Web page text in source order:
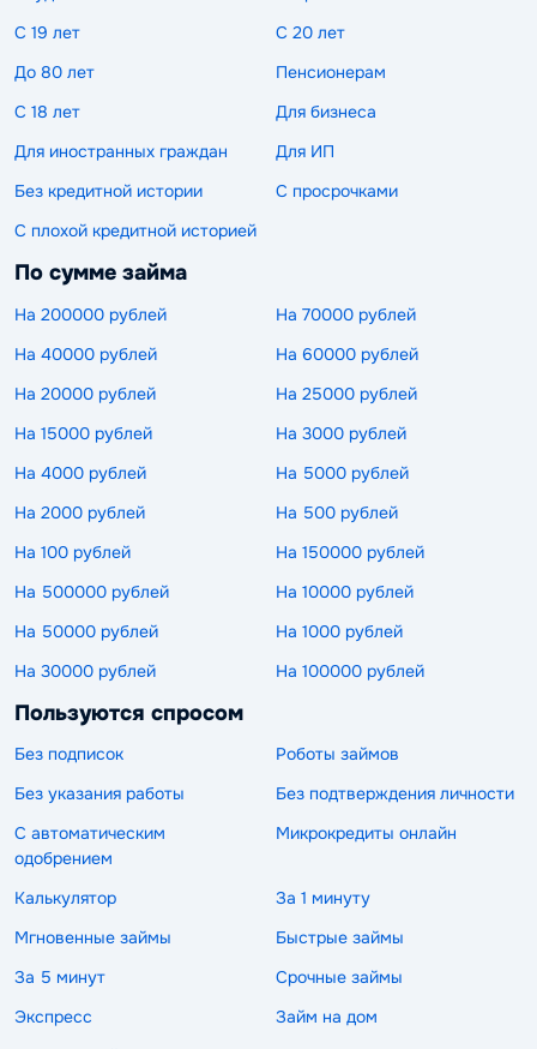
С 19 лет
С 20 лет
До 80 лет
Пенсионерам
С 18 лет
Для бизнеса
Для иностранных граждан
Для ИП
Без кредитной истории
С просрочками
С плохой кредитной историей
По сумме займа
На 200000 рублей
На 70000 рублей
На 40000 рублей
На 60000 рублей
На 20000 рублей
На 25000 рублей
На 15000 рублей
На 3000 рублей
На 4000 рублей
На 5000 рублей
На 2000 рублей
На 500 рублей
На 100 рублей
На 150000 рублей
На 500000 рублей
На 10000 рублей
На 50000 рублей
На 1000 рублей
На 30000 рублей
На 100000 рублей
Пользуются спросом
Без подписок
Роботы займов
Без указания работы
Без подтверждения личности
С автоматическим
одобрением
Микрокредиты онлайн
Калькулятор
За 1 минуту
Мгновенные займы
Быстрые займы
За 5 минут
Срочные займы
Экспресс
Займ на дом